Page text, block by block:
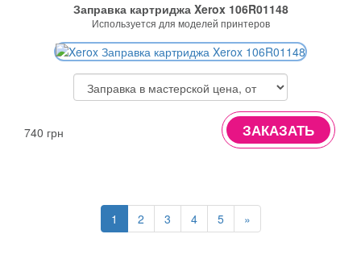
Заправка картриджа Xerox 106R01148
Используется для моделей принтеров
740 грн ЗАКАЗАТЬ
1 2 3 4 5 »